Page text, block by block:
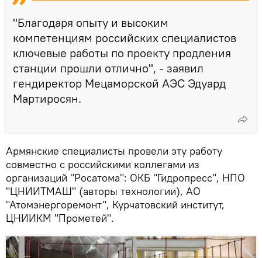
"Благодаря опыту и высоким
компетенциям российских специалистов
ключевые работы по проекту продления
станции прошли отлично", - заявил
гендиректор Мецаморской АЭС Эдуард
Мартиросян.
Армянские специалисты провели эту работу
совместно с российскими коллегами из
организаций "Росатома": ОКБ "Гидропресс", НПО
"ЦНИИТМАШ" (авторы технологии), АО
"Атомэнергоремонт", Курчатовский институт,
ЦНИИКМ "Прометей".